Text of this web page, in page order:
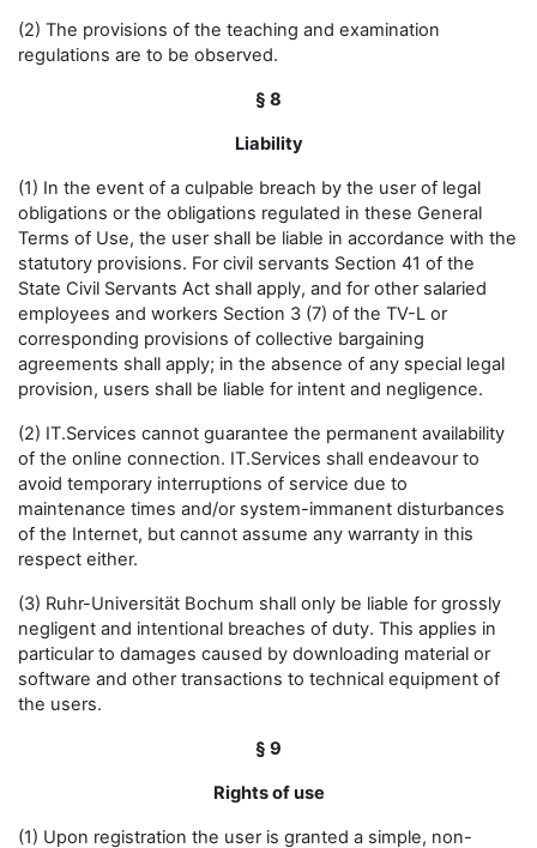
(2) The provisions of the teaching and examination
regulations are to be observed.
§ 8
Liability
(1) In the event of a culpable breach by the user of legal
obligations or the obligations regulated in these General
Terms of Use, the user shall be liable in accordance with the
statutory provisions. For civil servants Section 41 of the
State Civil Servants Act shall apply, and for other salaried
employees and workers Section 3 (7) of the TV-L or
corresponding provisions of collective bargaining
agreements shall apply; in the absence of any special legal
provision, users shall be liable for intent and negligence.
(2) IT.Services cannot guarantee the permanent availability
of the online connection. IT.Services shall endeavour to
avoid temporary interruptions of service due to
maintenance times and/or system-immanent disturbances
of the Internet, but cannot assume any warranty in this
respect either.
(3) Ruhr-Universität Bochum shall only be liable for grossly
negligent and intentional breaches of duty. This applies in
particular to damages caused by downloading material or
software and other transactions to technical equipment of
the users.
§ 9
Rights of use
(1) Upon registration the user is granted a simple, non-